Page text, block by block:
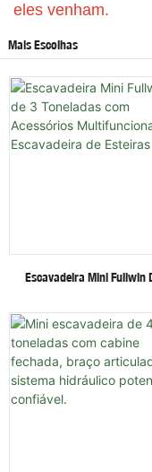
eles venham.
Mais Escolhas
Escavadeira Mini Fullwin
Multifuncionais -
De Esteiras